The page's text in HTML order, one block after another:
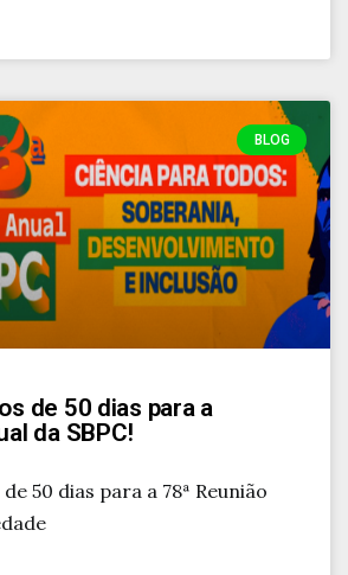
BLOG
de 50 dias para a
da SBPC!
50 dias para a 78ª Reunião